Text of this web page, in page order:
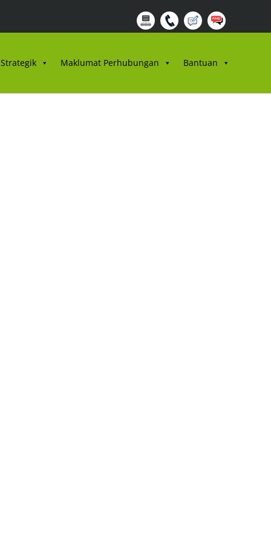
Maklumat Perhubungan Bantuan